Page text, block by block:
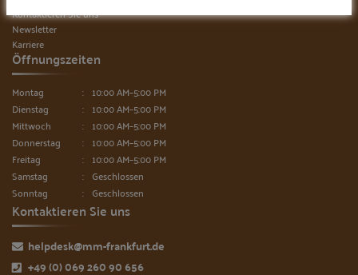
Kontaktieren Sie uns
Newsletter
Karriere
Öffnungszeiten
Montag
10:00 AM–5:00 PM
Dienstag
10:00 AM–5:00 PM
Mittwoch
10:00 AM–5:00 PM
Donnerstag
10:00 AM–5:00 PM
Freitag
10:00 AM–5:00 PM
Samstag
Geschlossen
Sonntag
Geschlossen
Kontaktieren Sie uns
helpdesk@mm-frankfurt.de
+49 (0) 069 260 90 656